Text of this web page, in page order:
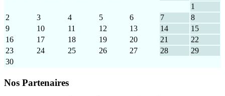
1
2
3 4 5 6 7
8
9
10 11 12 13 14
15
16
17 18 19 20 21
22
23
24 25 26 27 28
29
30
Nos Partenaires